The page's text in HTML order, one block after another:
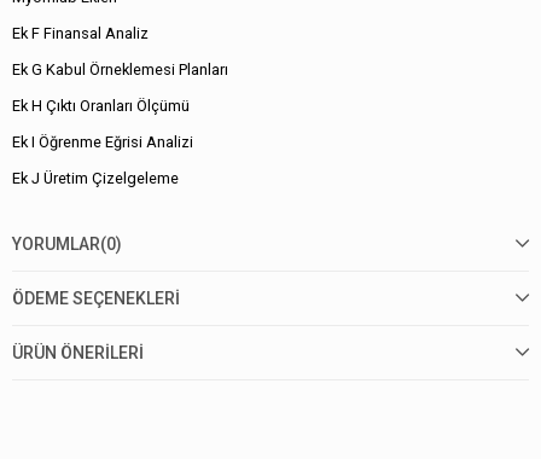
Ek F Finansal Analiz
Ek G Kabul Örneklemesi Planları
Ek H Çıktı Oranları Ölçümü
Ek I Öğrenme Eğrisi Analizi
Ek J Üretim Çizelgeleme
YORUMLAR(0)
ÖDEME SEÇENEKLERI
ÜRÜN ÖNERILERI